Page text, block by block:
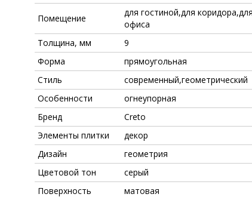
Помещение
для гостиной,для
офиса
Толщина, мм
9
Форма
прямоугольная
Стиль
современный,геометрический
Особенности
огнеупорная
Бренд
Creto
Элементы плитки
декор
Дизайн
геометрия
Цветовой тон
серый
Поверхность
матовая